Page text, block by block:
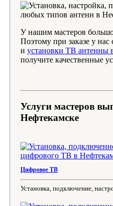
У нашим мастеров
Поэтому при заказе у
и установки ТВ антенны
получите качественные
Услуги мастеров
Нефтекамске
Цифровое ТВ
Установка, подключение,